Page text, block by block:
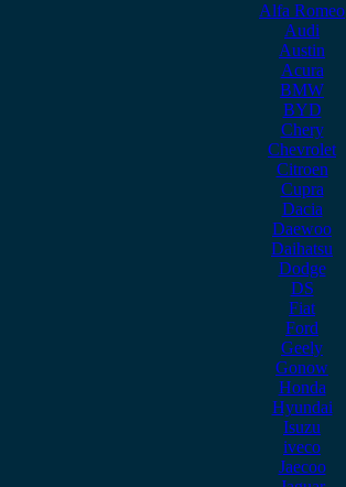
Alfa Romeo
Audi
Austin
Acura
BMW
BYD
Chery
Chevrolet
Citroen
Cupra
Dacia
Daewoo
Daihatsu
Dodge
DS
Fiat
Ford
Geely
Gonow
Honda
Hyundai
Isuzu
iveco
Jaecoo